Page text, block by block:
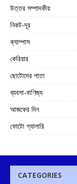
উত্তর সম্পাদকীয়
নিকট-দূর
ক্যাম্পাস
কেরিয়ার
ছোটোদের পাতা
ব্যবসা-বাণিজ্য
আজকের দিন
ফোটো গ্যালারি
CATEGORIES